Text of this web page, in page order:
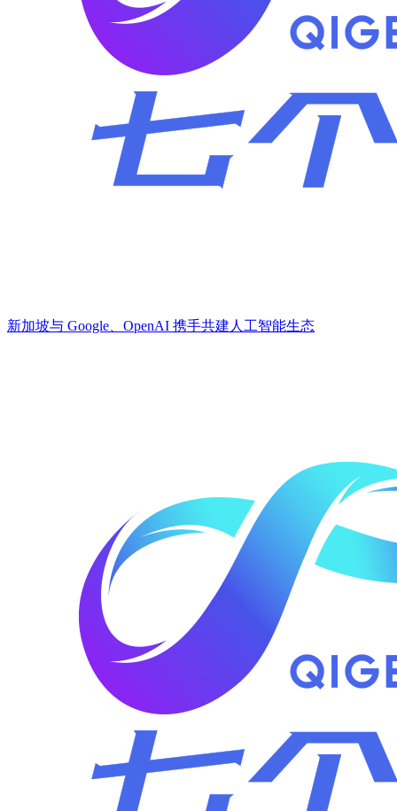
​新加坡与 Google、OpenAI 携手共建人工智能生态